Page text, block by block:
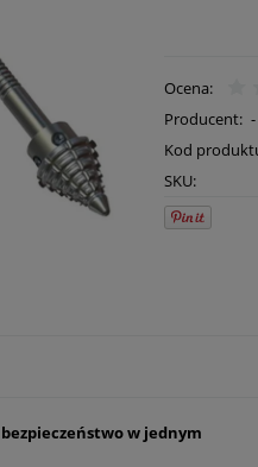
Ocena:
Producent: -
Kod
SKU:
w jednym